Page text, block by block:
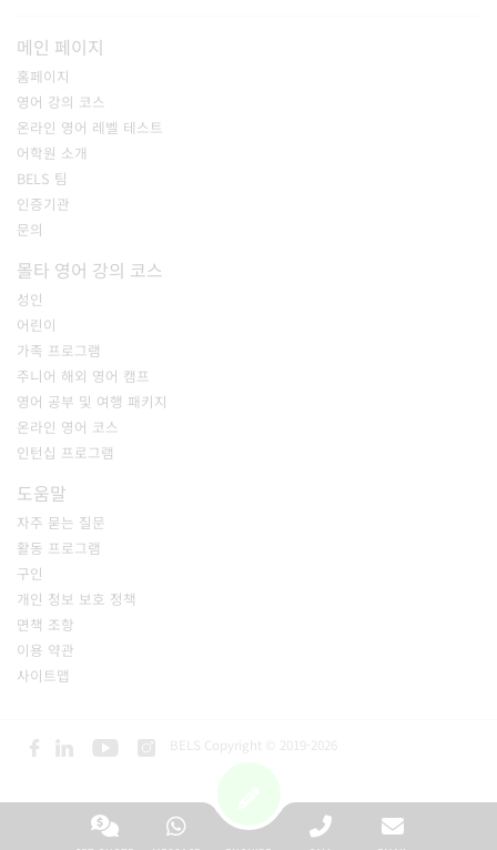
메인 페이지
홈페이지
영어 강의 코스
온라인 영어 레벨 테스트
어학원 소개
BELS 팀
인증기관
문의
몰타 영어 강의 코스
성인
어린이
가족 프로그램
주니어 해외 영어 캠프
영어 공부 및 여행 패키지
온라인 영어 코스
인턴십 프로그램
도움말
자주 묻는 질문
활동 프로그램
구인
개인 정보 보호 정책
면책 조항
이용 약관
사이트맵
BELS Copyright © 2019-2026